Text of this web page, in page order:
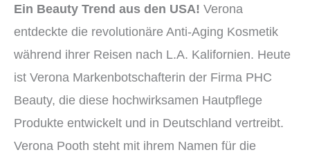
Ein Beauty Trend aus den USA! Verona
entdeckte die revolutionäre Anti-Aging Kosmetik
während ihrer Reisen nach L.A. Kalifornien. Heute
ist Verona Markenbotschafterin der Firma PHC
Beauty, die diese hochwirksamen Hautpflege
Produkte entwickelt und in Deutschland vertreibt.
Verona Pooth steht mit ihrem Namen für die